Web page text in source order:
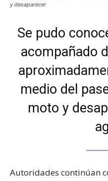
y desaparecer
Se pudo
acompañado
medio del
moto y
Autoridades continúan